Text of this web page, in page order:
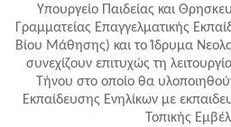
Υπουργείο Παιδείας και
Γραμματείας Επαγγελματικής
Βίου Μάθησης) και το Ίδρυμα
συνεχίζουν επιτυχώς τη
Τήνου στο οποίο θα
Εκπαίδευσης Ενηλίκων με
Τοπικής